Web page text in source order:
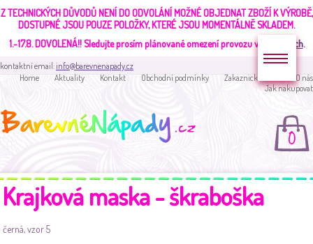
Z TECHNICKÝCH DŮVODŮ NENÍ DO ODVOLÁNÍ MOŽNÉ OBJEDNAT ZBOŽÍ K VÝROBĚ,
DOSTUPNÉ JSOU POUZE POLOŽKY, KTERÉ JSOU MOMENTÁLNĚ SKLADEM.
1.-17.8. DOVOLENÁ!!Sledujte prosím plánované omezení provozu v aktualitách.
kontaktní email:info@barevnenapady.cz
Home
Aktuality Kontakt Obchodní podmínky Zakaznická sekce
O nás
Jak nakupovat
0
Krajková maska - škraboška
černá, vzor 5